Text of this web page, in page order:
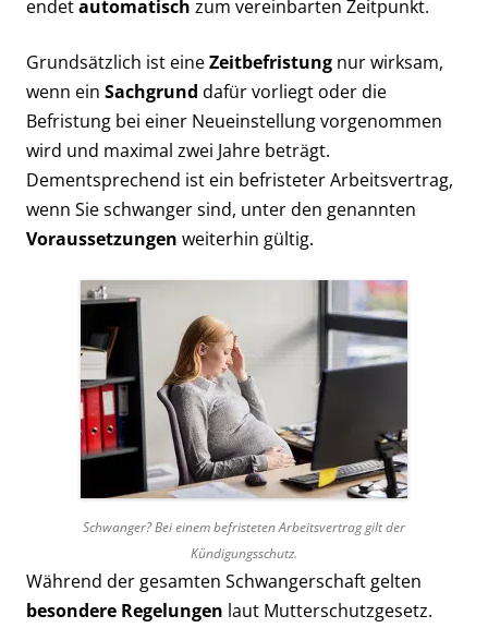
endetautomatisch zum vereinbarten Zeitpunkt.
Grundsätzlich ist eineZeitbefristung nur wirksam,
wenn ein Sachgrund dafür vorliegt oder die
Befristung bei einer Neueinstellung vorgenommen
wird und maximal zwei Jahre beträgt.
Dementsprechend ist ein befristeter Arbeitsvertrag,
wenn Sie schwanger sind, unter den genannten
Voraussetzungen weiterhin gültig.
Schwanger? Bei einem befristeten Arbeitsvertrag gilt der
Kündigungsschutz.
Während der gesamten Schwangerschaft gelten
besondere Regelungen laut Mutterschutzgesetz.